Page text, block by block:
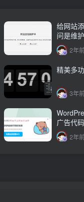
给网站
问是维
2年
精美多
3年
广告代码
2年